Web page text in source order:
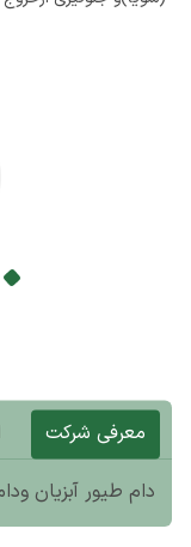
معرفی شرکت
دام طیور آبزیان